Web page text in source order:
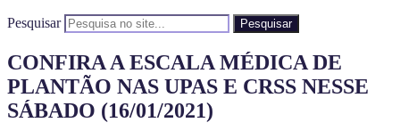
Pesquisar Pesquisar
CONFIRA A ESCALA MÉDICA DE
PLANTÃO NAS UPAS E CRSS NESSE
SÁBADO (16/01/2021)